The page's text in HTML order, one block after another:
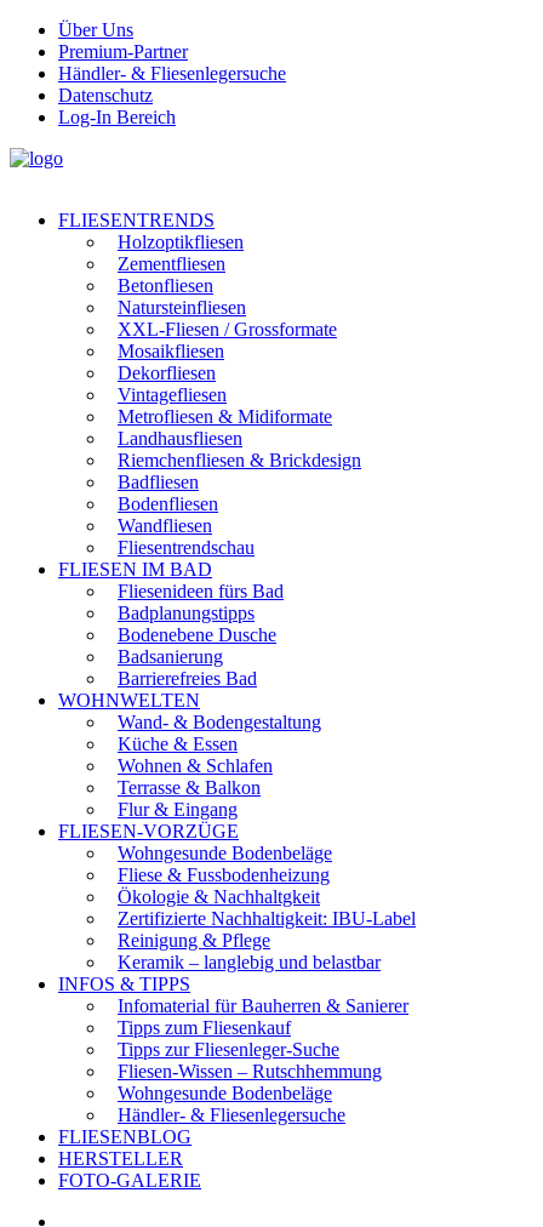
Über Uns
Premium-Partner
Händler- & Fliesenlegersuche
Datenschutz
Log-In Bereich
FLIESENTRENDS
Holzoptikfliesen
Zementfliesen
Betonfliesen
Natursteinfliesen
XXL-Fliesen / Grossformate
Mosaikfliesen
Dekorfliesen
Vintagefliesen
Metrofliesen & Midiformate
Landhausfliesen
Riemchenfliesen & Brickdesign
Badfliesen
Bodenfliesen
Wandfliesen
Fliesentrendschau
FLIESEN IM BAD
Fliesenideen fürs Bad
Badplanungstipps
Bodenebene Dusche
Badsanierung
Barrierefreies Bad
WOHNWELTEN
Wand- & Bodengestaltung
Küche & Essen
Wohnen & Schlafen
Terrasse & Balkon
Flur & Eingang
FLIESEN-VORZÜGE
Wohngesunde Bodenbeläge
Fliese & Fussbodenheizung
Ökologie & Nachhaltgkeit
Zertifizierte Nachhaltigkeit: IBU-Label
Reinigung & Pflege
Keramik – langlebig und belastbar
INFOS & TIPPS
Infomaterial für Bauherren & Sanierer
Tipps zum Fliesenkauf
Tipps zur Fliesenleger-Suche
Fliesen-Wissen – Rutschhemmung
Wohngesunde Bodenbeläge
Händler- & Fliesenlegersuche
FLIESENBLOG
HERSTELLER
FOTO-GALERIE